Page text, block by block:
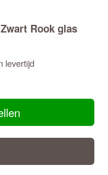
Rook glas
levertijd